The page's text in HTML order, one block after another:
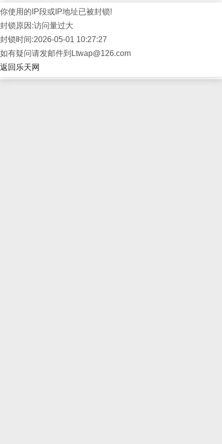
你使用的IP段或IP地址已被封锁!
封锁原因:访问量过大
封锁时间:2026-05-01 10:27:27
如有疑问请发邮件到Ltwap@126.com
返回乐天网